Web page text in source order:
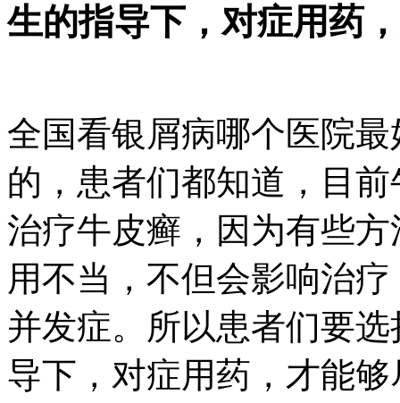
生的指导下，对症用药
全国看银屑病哪个医院
的，患者们都知道，目
治疗牛皮癣，因为有些
用不当，不但会影响治
并发症。所以患者们要
导下，对症用药，才能